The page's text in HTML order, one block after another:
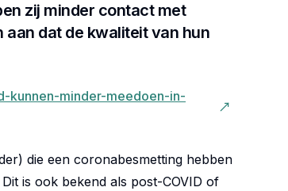
zij minder contact met
dat de kwaliteit van hun
kunnen-minder-meedoen-in-
die een coronabesmetting hebben
is ook bekend als post-COVID of